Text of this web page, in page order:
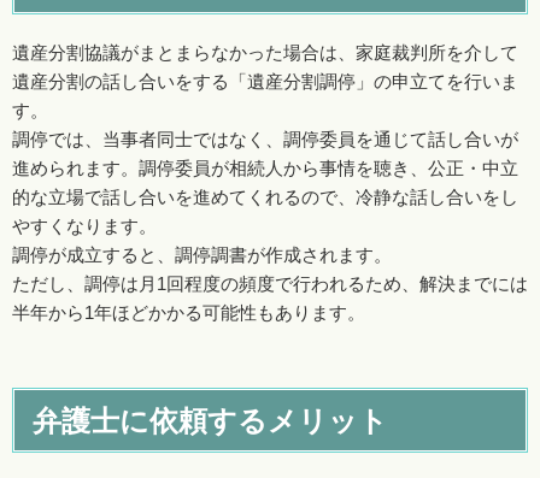
遺産分割協議がまとまらなかった場合は、家庭裁判所を介して
遺産分割の話し合いをする「遺産分割調停」の申立てを行いま
す。
調停では、当事者同士ではなく、調停委員を通じて話し合いが
進められます。調停委員が相続人から事情を聴き、公正・中立
的な立場で話し合いを進めてくれるので、冷静な話し合いをし
やすくなります。
調停が成立すると、調停調書が作成されます。
ただし、調停は月1回程度の頻度で行われるため、解決までには
半年から1年ほどかかる可能性もあります。
弁護士に依頼するメリット